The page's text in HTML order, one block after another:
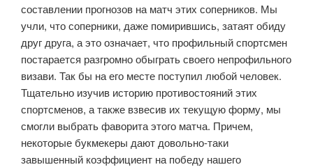
составлении прогнозов на матч этих соперников. Мы
учли, что соперники, даже помирившись, затаят обиду
друг друга, а это означает, что профильный спортсмен
постарается разгромно обыграть своего непрофильного
визави. Так бы на его месте поступил любой человек.
Тщательно изучив историю противостояний этих
спортсменов, а также взвесив их текущую форму, мы
смогли выбрать фаворита этого матча. Причем,
некоторые букмекеры дают довольно-таки
завышенный коэффициент на победу нашего